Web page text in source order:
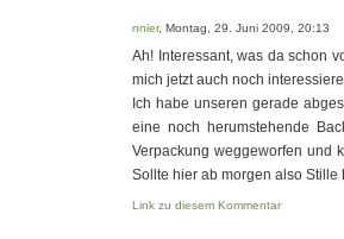
nnier, Montag, 29. Juni 2009, 20:13
Ah! Interessant, was da schon
mich jetzt auch noch
Ich habe unseren gerade
eine noch herumstehende
Verpackung weggeworfen und
Sollte hier ab morgen also
Link zu diesem Kommentar